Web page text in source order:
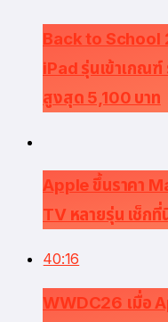
Back to School
iPad รุ่นเข้าเกณ
สูงสุด 5,100 บาท
Apple ขึ้นราคา
TV หลายรุ่น เช็ก
40:16
WWDC26 เมื่อ